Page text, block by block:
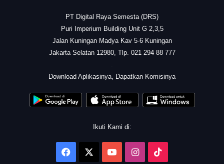
PT Digital Raya Semesta (DRS)
Puri Imperium Building Unit G 2,3,5
Jalan Kuningan Madya Kav 5-6 Kuningan
Jakarta Selatan 12980, Tlp. 021 294 88 777
Download Aplikasinya, Dapatkan Komisinya
Ikuti Kami di:
Facebook YouTubeInstagram